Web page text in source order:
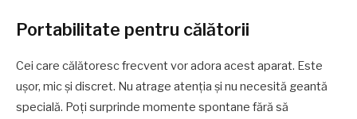
Portabilitate pentru călătorii
Cei care călătoresc frecvent vor adora acest aparat. Este
ușor, mic și discret. Nu atrage atenția și nu necesită geantă
specială. Poți surprinde momente spontane fără să